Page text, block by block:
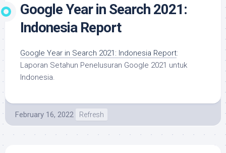
Google Year in Search 2021:
Indonesia Report
Google Year in Search 2021: Indonesia Report:
Laporan Setahun Penelusuran Google 2021 untuk
Indonesia.
February 16, 2022 Refresh